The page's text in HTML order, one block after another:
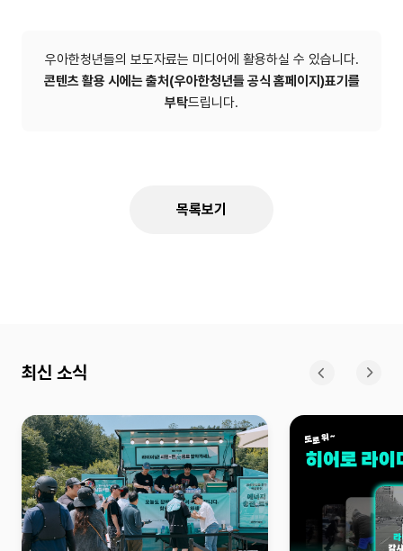
우아한청년들의 보도자료는 미디어에 활용하실 수 있습니다.
콘텐츠 활용 시에는 출처(우아한청년들 공식 홈페이지)표기를
부탁드립니다.
목록보기
최신 소식